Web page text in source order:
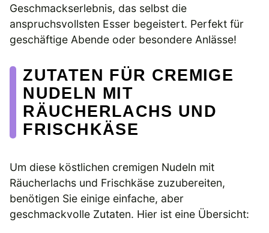
Geschmackserlebnis, das selbst die
anspruchsvollsten Esser begeistert. Perfekt für
geschäftige Abende oder besondere Anlässe!
ZUTATEN FÜR CREMIGE
NUDELN MIT
RÄUCHERLACHS UND
FRISCHKÄSE
Um diese köstlichen cremigen Nudeln mit
Räucherlachs und Frischkäse zuzubereiten,
benötigen Sie einige einfache, aber
geschmackvolle Zutaten. Hier ist eine Übersicht: